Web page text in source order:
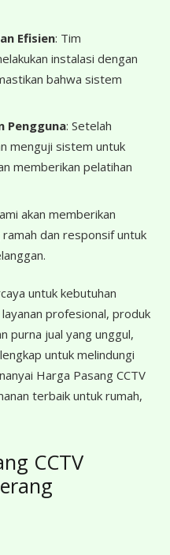
Efisien: Tim
instalasi dengan
bahwa sistem
Pengguna: Setelah
menguji sistem untuk
memberikan pelatihan
akan memberikan
dan responsif untuk
untuk kebutuhan
layanan profesional, produk
purna jual yang unggul,
untuk melindungi
Harga Pasang CCTV
terbaik untuk rumah,
CCTV